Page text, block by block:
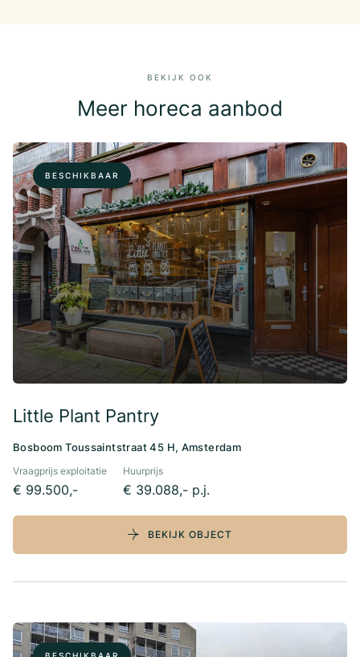
BEKIJK OOK
Meer horeca aanbod
BESCHIKBAAR
Little Plant Pantry
Bosboom Toussaintstraat 45 H, Amsterdam
Vraagprijs exploitatie
€ 99.500,-
Huurprijs
€ 39.088,- p.j.
BEKIJK OBJECT
BESCHIKBAAR